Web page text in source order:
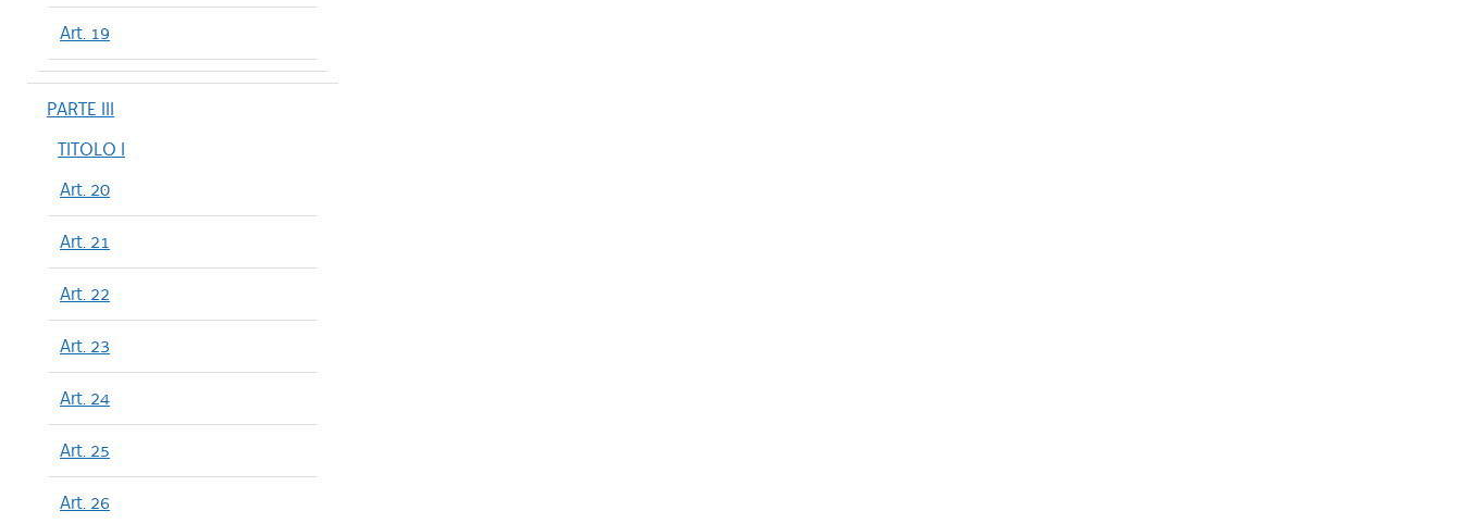
Art. 19
PARTE III
TITOLO I
Art. 20
Art. 21
Art. 22
Art. 23
Art. 24
Art. 25
Art. 26